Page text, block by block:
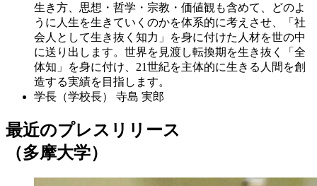
生き方、思想・哲学・宗教・価値観も含めて、どのよ
うに人生を生きていくのかを体系的に考えさせ、「社
会人として生き抜く知力」を身に付けた人材を世の中
に送り出します。世界を見渡し転換期を生き抜く「全
体知」を身に付け、21世紀を主体的に生きる人間を創
造する実績を目指します。
学長（学校長）
寺島 実郎
最近のプレスリリース
（多摩大学）